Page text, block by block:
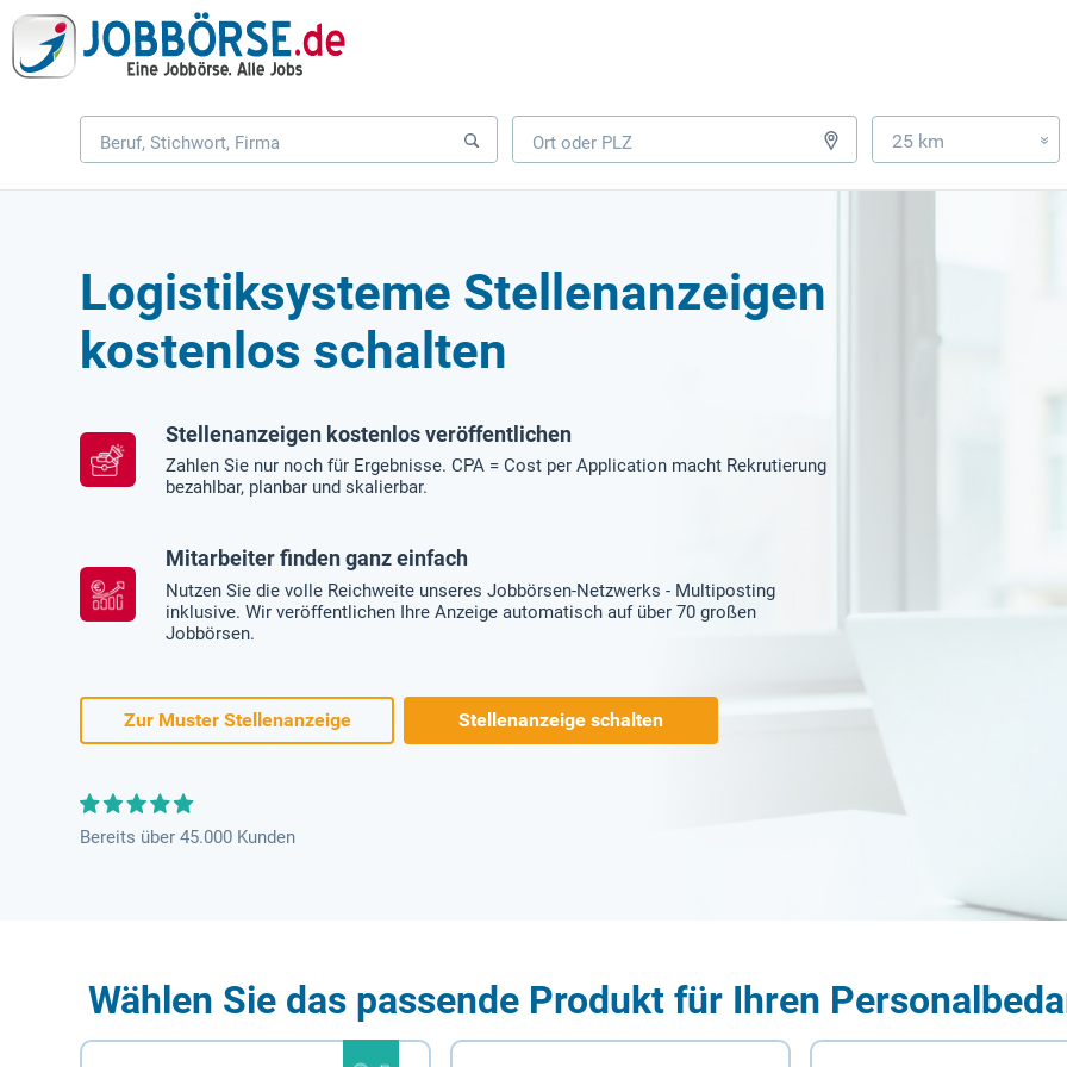
25 km »
Logistiksysteme Stellenanzeigen
kostenlos schalten
Stellenanzeigen kostenlos veröffentlichen
Zahlen Sie nur noch für Ergebnisse. CPA = Cost per Application macht Rekrutierung
bezahlbar, planbar und skalierbar.
Mitarbeiter finden ganz einfach
Nutzen Sie die volle Reichweite unseres Jobbörsen-Netzwerks - Multiposting
inklusive. Wir veröffentlichen Ihre Anzeige automatisch auf über 70 großen
Jobbörsen.
Zur Muster Stellenanzeige Stellenanzeige schalten
Bereits über 45.000 Kunden
Wählen Sie das passende Produkt für Ihren